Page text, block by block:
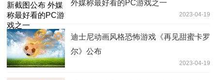
外媒称最好看的PC游戏之一
2023-04-19
迪士尼动画风格恐怖游戏《再见甜蜜卡罗
尔》公布
2023-04-19